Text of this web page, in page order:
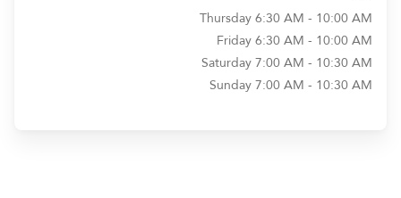
Thursday6:30 AM - 10:00 AM
Friday6:30 AM - 10:00 AM
Saturday7:00 AM - 10:30 AM
Sunday7:00 AM - 10:30 AM